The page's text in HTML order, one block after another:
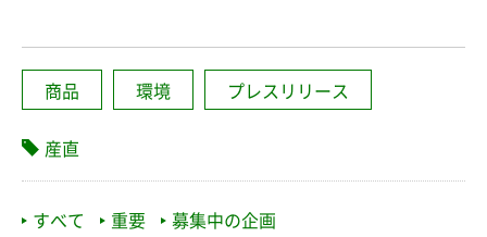
商品 環境 プレスリリース
産直
すべて 重要 募集中の企画